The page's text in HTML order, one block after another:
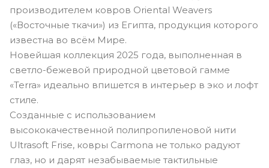
производителем ковров Oriental Weavers
(«Восточные ткачи») из Египта, продукция которого
известна во всём Мире.
Новейшая коллекция 2025 года, выполненная в
светло-бежевой природной цветовой гамме
«Terra» идеально впишется в интерьер в эко и лофт
стиле.
Созданные с использованием
высококачественной полипропиленовой нити
Ultrasoft Frise, ковры Carmona не только радуют
глаз, но и дарят незабываемые тактильные